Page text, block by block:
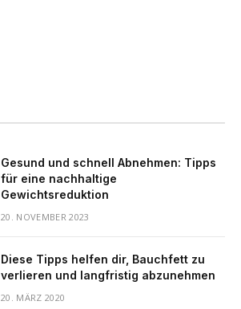
Gesund und schnell Abnehmen: Tipps
für eine nachhaltige
Gewichtsreduktion
20. NOVEMBER 2023
Diese Tipps helfen dir, Bauchfett zu
verlieren und langfristig abzunehmen
20. MÄRZ 2020